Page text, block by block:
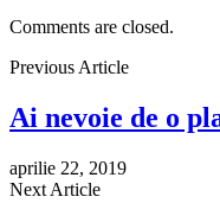
Comments are closed.
Previous Article
Ai nevoie de o
aprilie 22, 2019
Next Article